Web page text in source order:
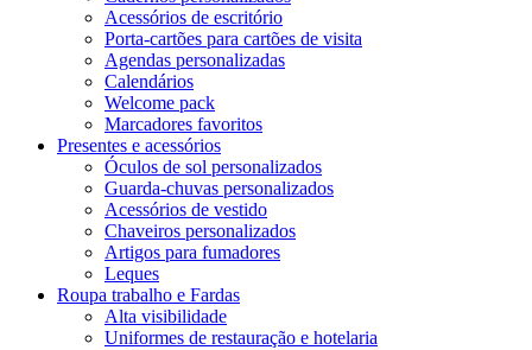
Acessórios de escritório
Porta-cartões para cartões de visita
Agendas personalizadas
Calendários
Welcome pack
Marcadores favoritos
Presentes e acessórios
Óculos de sol personalizados
Guarda-chuvas personalizados
Acessórios de vestido
Chaveiros personalizados
Artigos para fumadores
Leques
Roupa trabalho e Fardas
Alta visibilidade
Uniformes de restauração e hotelaria